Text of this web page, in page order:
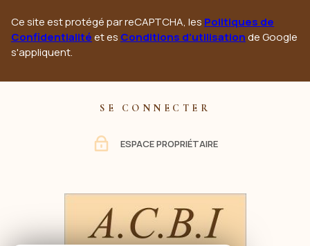
Ce site est protégé par reCAPTCHA, les Politiques de
Confidentialitéet es Conditions d'utilisationde Google
s'appliquent.
SE CONNECTER
ESPACE PROPRIÉTAIRE